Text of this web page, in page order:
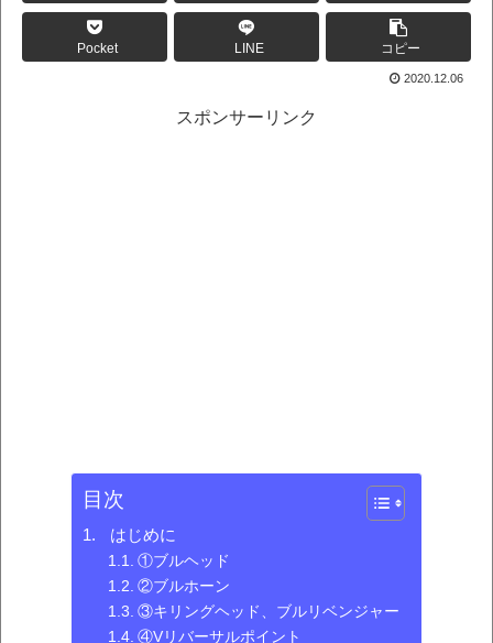
Pocket LINE コピー
2020.12.06
スポンサーリンク
目次
はじめに
①ブルヘッド
②ブルホーン
③キリングヘッド、ブルリベンジャー
④Vリバーサルポイント